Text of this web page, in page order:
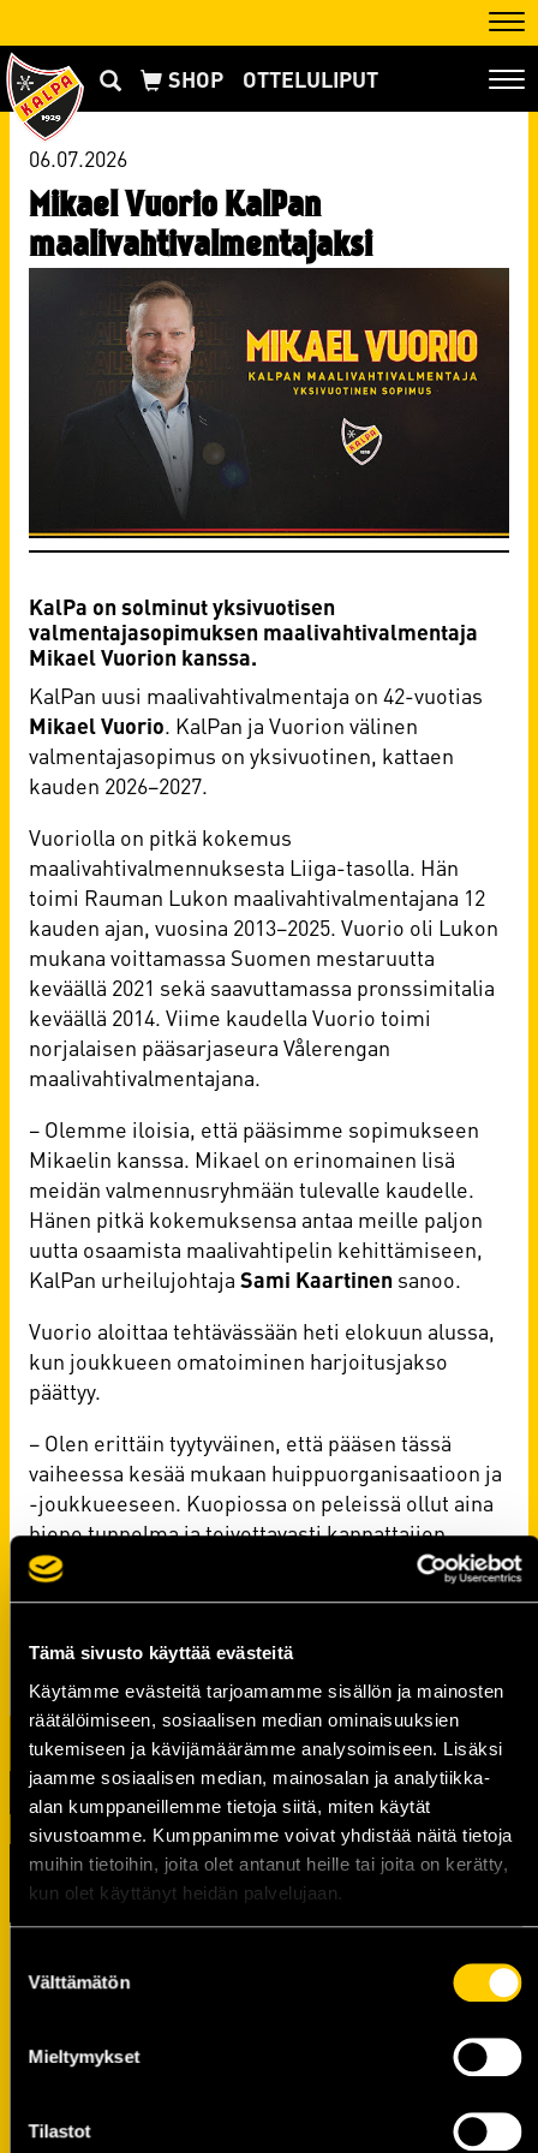
Tämä sivusto käyttää evästeitä
Käytämme evästeitä tarjoamamme sisällön ja mainosten
räätälöimiseen, sosiaalisen median ominaisuuksien
tukemiseen ja kävijämäärämme analysoimiseen. Lisäksi
jaamme sosiaalisen median, mainosalan ja analytiikka-
alan kumppaneillemme tietoja siitä, miten käytät
sivustoamme. Kumppanimme voivat yhdistää näitä tietoja
muihin tietoihin, joita olet antanut heille tai joita on kerätty,
kun olet käyttänyt heidän palvelujaan.
valinta
Välttämätön
Mieltymykset
Tilastot
OTTELULIPUT
06.07.2026
Mikael Vuorio KalPan
maalivahtivalmentajaksi
KalPa on solminut yksivuotisen
valmentajasopimuksen maalivahtivalmentaja
Mikael Vuorion kanssa.
KalPan uusi maalivahtivalmentaja on 42-vuotias
Mikael Vuorio. KalPan ja Vuorion välinen
valmentajasopimus on yksivuotinen, kattaen
kauden 2026–2027.
Vuoriolla on pitkä kokemus
maalivahtivalmennuksesta Liiga-tasolla. Hän
toimi Rauman Lukon maalivahtivalmentajana 12
kauden ajan, vuosina 2013–2025. Vuorio oli Lukon
mukana voittamassa Suomen mestaruutta
keväällä 2021 sekä saavuttamassa pronssimitalia
keväällä 2014. Viime kaudella Vuorio toimi
norjalaisen pääsarjaseura Vålerengan
maalivahtivalmentajana.
– Olemme iloisia, että pääsimme sopimukseen
Mikaelin kanssa. Mikael on erinomainen lisä
meidän valmennusryhmään tulevalle kaudelle.
Hänen pitkä kokemuksensa antaa meille paljon
uutta osaamista maalivahtipelin kehittämiseen,
KalPan urheilujohtaja Sami Kaartinen sanoo.
Vuorio aloittaa tehtävässään heti elokuun alussa,
kun joukkueen omatoiminen harjoitusjakso
päättyy.
– Olen erittäin tyytyväinen, että pääsen tässä
vaiheessa kesää mukaan huippuorganisaatioon ja
-joukkueeseen. Kuopiossa on peleissä ollut aina
hieno tunnelma ja toivottavasti kannattajien
läpsyttimet ovat edelleen käytössä. Oikein hyvää
kesää kaikille ja nähdään elokuussa, Vuorio
TUOREIMMAT UUTISET
voittolaukauskisan jälkeen
KalPan kapteenisto Liiga-kaudelle
2026–2027 on valittu